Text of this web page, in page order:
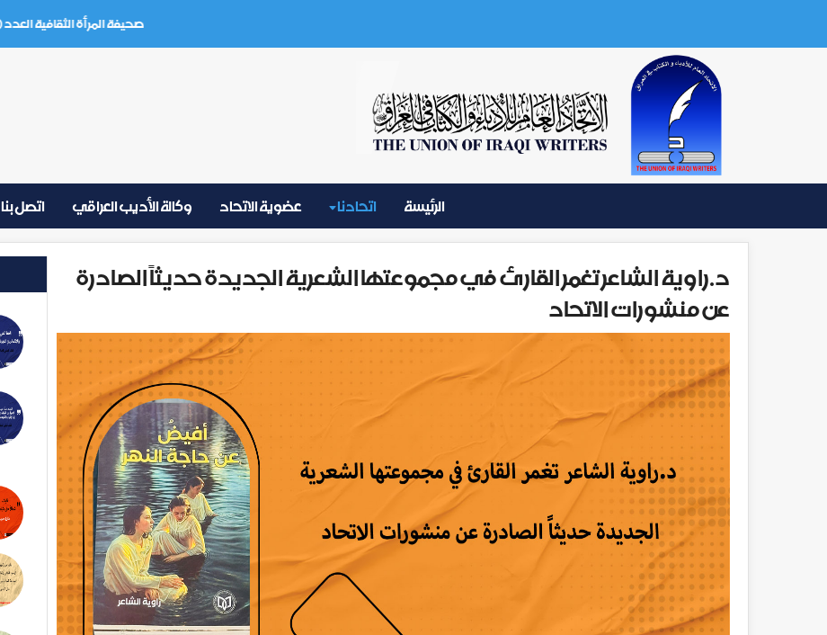
صحيفة المرأة الثقافية العدد (3) تموز 2026
الرئيسة اتحادنا عضوية الاتحاد وكالة الأديب العراقي اتصل بنا
د.راوية الشاعر تغمر القارئ في مجموعتها الشعرية الجديدة حديثاً الصادرة
عن منشورات الاتحاد